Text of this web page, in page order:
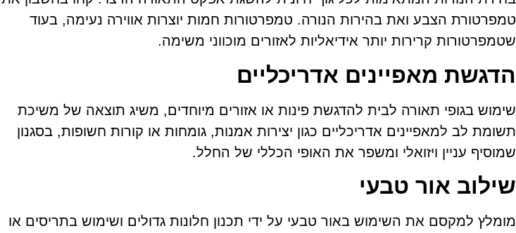
טמפרטורת הצבע ואת בהירות הנורה. טמפרטורות חמות יוצרות אווירה נעימה, בעוד
שטמפרטורות קרירות יותר אידיאליות לאזורים מוכווני משימה.
הדגשת מאפיינים אדריכליים
שימוש בגופי תאורה לבית להדגשת פינות או אזורים מיוחדים, משיג תוצאה של משיכת
תשומת לב למאפיינים אדריכליים כגון יצירות אמנות, גומחות או קורות חשופות, בסגנון
שמוסיף עניין ויזואלי ומשפר את האופי הכללי של החלל.
שילוב אור טבעי
מומלץ למקסם את השימוש באור טבעי על ידי תכנון חלונות גדולים ושימוש בתריסים או